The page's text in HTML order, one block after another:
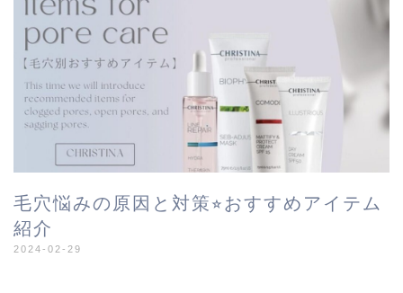
毛穴悩みの原因と対策⭐︎おすすめアイテム
紹介
2024-02-29